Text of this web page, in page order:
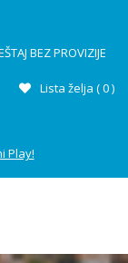
BEZ PROVIZIJE
Lista želja (0)
Play!